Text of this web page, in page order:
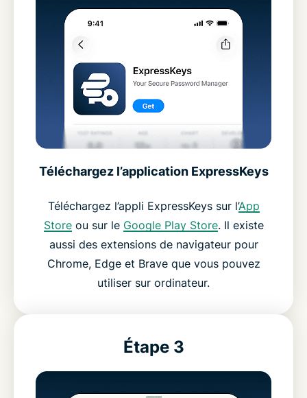
Téléchargez l’application ExpressKeys
Téléchargez l’appli ExpressKeys sur l’App
Storeou sur le Google Play Store. Il existe
aussi des extensions de navigateur pour
Chrome, Edge et Brave que vous pouvez
utiliser sur ordinateur.
Étape 3